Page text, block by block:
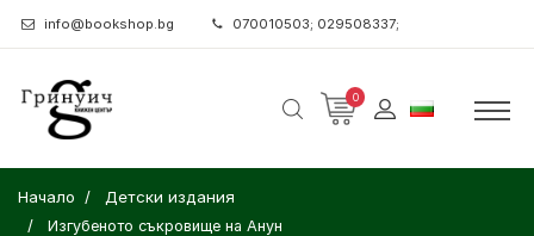
info@bookshop.bg 070010503; 029508337;
0
Начало Детски издания
Изгубеното съкровище на Анун